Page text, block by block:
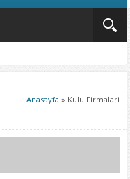
Anasayfa » Kulu Firmalari